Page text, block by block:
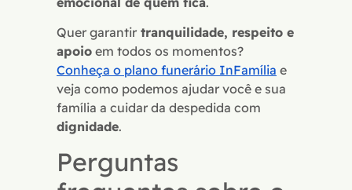
Quer garantir tranquilidade, respeito e
apoio em todos os momentos?
Conheça o plano funerário InFamília e
veja como podemos ajudar você e sua
família a cuidar da despedida com
dignidade.
Perguntas